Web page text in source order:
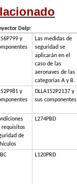
Delp:
y
Las medidas de
seguridad se
aplicarán en el
caso de las
aeronaves de las
categorías A y B.
y
DLLA152P2137 y
sus componentes
requisitos
de
L274PBD
L120PRD